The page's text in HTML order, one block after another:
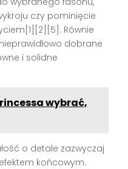
czy pominięcie
Równie
dobrane
i solidne
wybrać,
o detale zazwyczaj
końcowym.